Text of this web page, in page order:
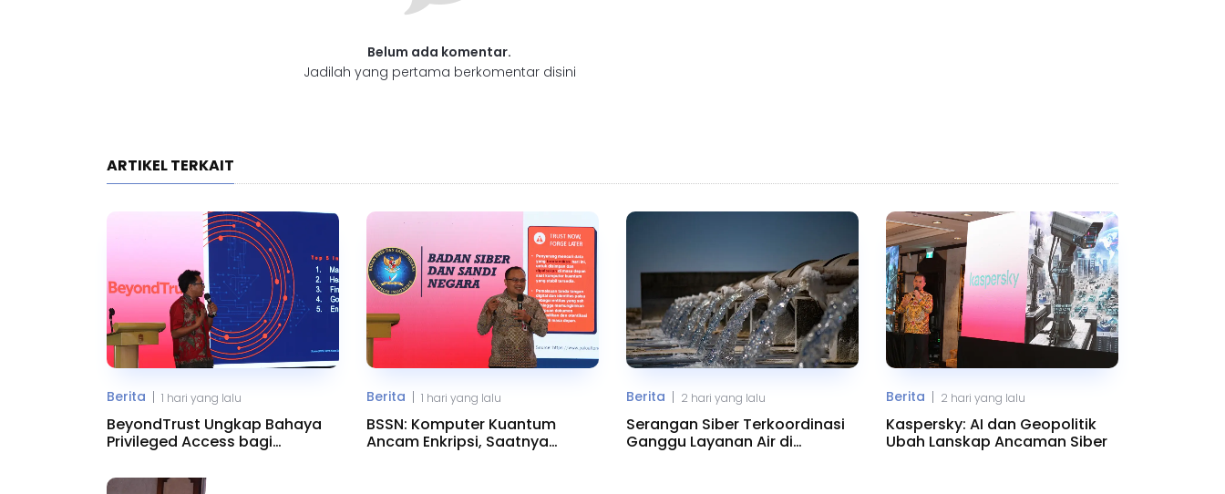
Belum ada komentar.
Jadilah yang pertama berkomentar disini
ARTIKEL TERKAIT
Berita | 1 hari yang lalu
BeyondTrust Ungkap Bahaya
Privileged Access bagi
Berita | 1 hari yang lalu
BSSN: Komputer Kuantum
Ancam Enkripsi, Saatnya
Berita | 2 hari yang lalu
Serangan Siber Terkoordinasi
Ganggu Layanan Air di
Berita | 2 hari yang lalu
Kaspersky: AI dan Geopolitik
Ubah Lanskap Ancaman Siber